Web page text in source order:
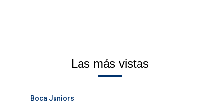
Las más vistas
Boca Juniors